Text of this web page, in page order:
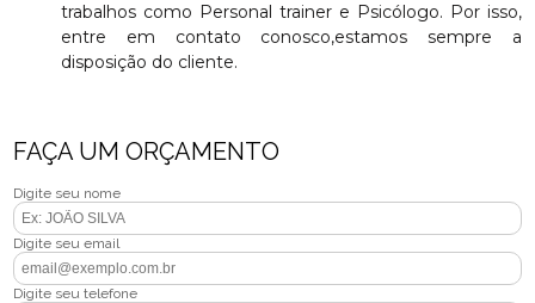
trabalhos como Personal trainer e Psicólogo. Por isso,
entre em contato conosco,estamos sempre a
disposição do cliente.
FAÇA UM ORÇAMENTO
Digite seu nome
Digite seu email
Digite seu telefone